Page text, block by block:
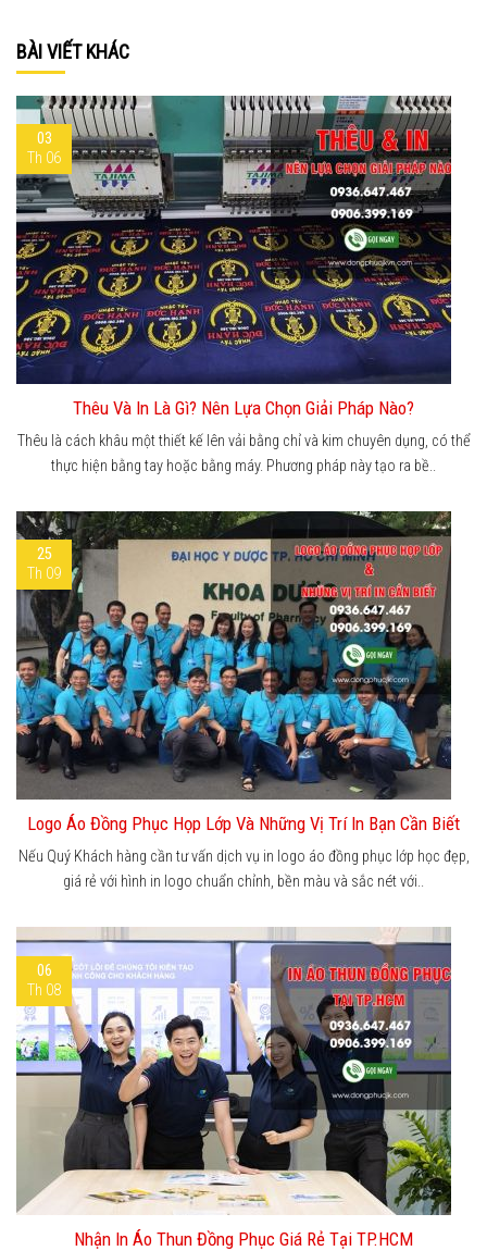
BÀI VIẾT KHÁC
03
Th 06
Thêu Và In Là Gì? Nên Lựa Chọn Giải Pháp Nào?
Thêu là cách khâu một thiết kế lên vải bằng chỉ và kim chuyên dụng, có thể
thực hiện bằng tay hoặc bằng máy. Phương pháp này tạo ra bề..
25
Th 09
Logo Áo Đồng Phục Họp Lớp Và Những Vị Trí In Bạn Cần Biết
Nếu Quý Khách hàng cần tư vấn dịch vụ in logo áo đồng phục lớp học đẹp,
giá rẻ với hình in logo chuẩn chỉnh, bền màu và sắc nét với..
06
Th 08
Nhận In Áo Thun Đồng Phục Giá Rẻ Tại TP.HCM